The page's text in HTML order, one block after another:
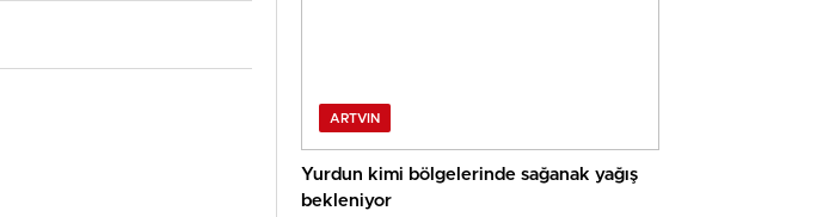
ARTVIN
Yurdun kimi bölgelerinde sağanak yağış
bekleniyor